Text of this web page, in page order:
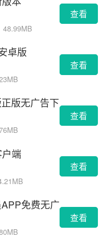
48.99MB
查看
卓版
查看
版无广告下
查看
端
查看
免费无广
查看